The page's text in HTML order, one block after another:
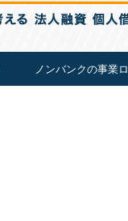
ノンバンクの事業